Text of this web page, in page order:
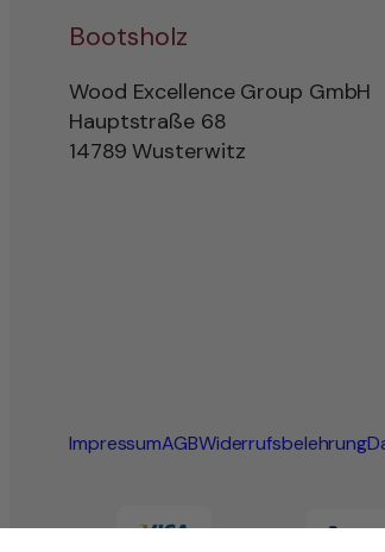
Bootsholz
Wood Excellence Group GmbH
Hauptstraße 68
14789 Wusterwitz
ImpressumAGBWiderrufsbelehrung